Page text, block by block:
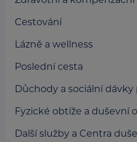
Cestování
Lázně a wellness
Poslední cesta
Důchody a sociální dávky
Fyzické obtíže a duševní
Další služby a Centra